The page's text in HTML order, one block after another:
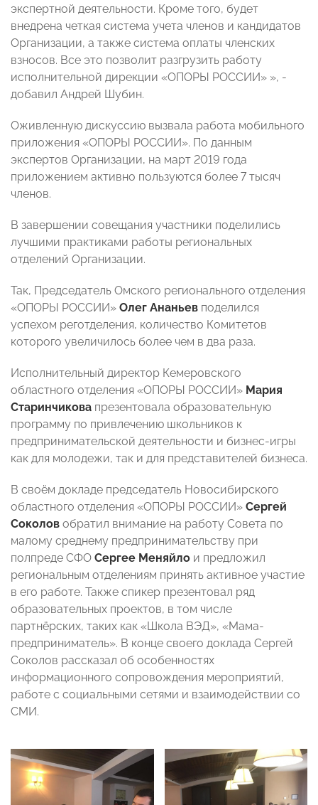
экспертной деятельности. Кроме того, будет
внедрена четкая система учета членов и кандидатов
Организации, а также система оплаты членских
взносов. Все это позволит разгрузить работу
исполнительной дирекции «ОПОРЫ РОССИИ» », -
добавил Андрей Шубин.
Оживленную дискуссию вызвала работа мобильного
приложения «ОПОРЫ РОССИИ». По данным
экспертов Организации, на март 2019 года
приложением активно пользуются более 7 тысяч
членов.
В завершении совещания участники поделились
лучшими практиками работы региональных
отделений Организации.
Так, Председатель Омского регионального отделения
«ОПОРЫ РОССИИ» Олег Ананьев поделился
успехом реготделения, количество Комитетов
которого увеличилось более чем в два раза.
Исполнительный директор Кемеровского
областного отделения «ОПОРЫ РОССИИ» Мария
Старинчикова презентовала образовательную
программу по привлечению школьников к
предпринимательской деятельности и бизнес-игры
как для молодежи, так и для представителей бизнеса.
В своём докладе председатель Новосибирского
областного отделения «ОПОРЫ РОССИИ» Сергей
Соколов обратил внимание на работу Совета по
малому среднему предпринимательству при
полпреде СФО Сергее Меняйло и предложил
региональным отделениям принять активное участие
в его работе. Также спикер презентовал ряд
образовательных проектов, в том числе
партнёрских, таких как «Школа ВЭД», «Мама-
предприниматель». В конце своего доклада Сергей
Соколов рассказал об особенностях
информационного сопровождения мероприятий,
работе с социальными сетями и взаимодействии со
СМИ.